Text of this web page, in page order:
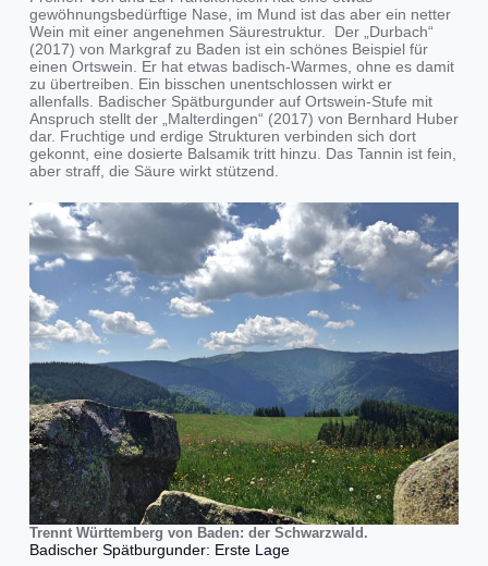
gewöhnungsbedürftige Nase, im Mund ist das aber ein netter
Wein mit einer angenehmen Säurestruktur. Der „Durbach“
(2017) von Markgraf zu Baden ist ein schönes Beispiel für
einen Ortswein. Er hat etwas badisch-Warmes, ohne es damit
zu übertreiben. Ein bisschen unentschlossen wirkt er
allenfalls. Badischer Spätburgunder auf Ortswein-Stufe mit
Anspruch stellt der „Malterdingen“ (2017) von Bernhard Huber
dar. Fruchtige und erdige Strukturen verbinden sich dort
gekonnt, eine dosierte Balsamik tritt hinzu. Das Tannin ist fein,
aber straff, die Säure wirkt stützend.
Trennt Württemberg von Baden: der Schwarzwald.
Badischer Spätburgunder: Erste Lage